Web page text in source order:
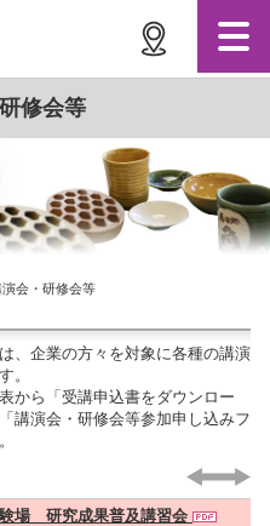
修会等
会・研修会等
、企業の方々を対象に各種の講演
。
から「受講申込書をダウンロー
講演会・研修会等参加申し込みフ
場 研究成果普及講習会